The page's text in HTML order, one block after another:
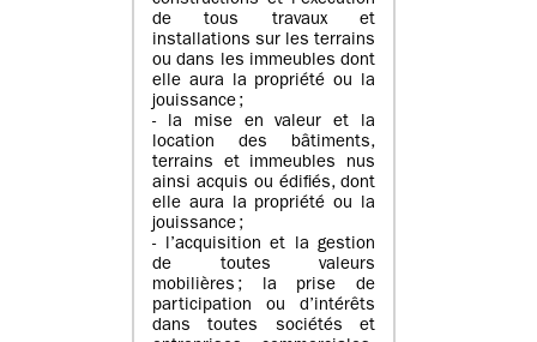
de tous travaux et
installations sur les terrains
ou dans les immeubles dont
elle aura la propriété ou la
jouissance ;
- la mise en valeur et la
location des bâtiments,
terrains et immeubles nus
ainsi acquis ou édifiés, dont
elle aura la propriété ou la
jouissance ;
- l’acquisition et la gestion
de toutes valeurs
mobilières ; la prise de
participation ou d’intérêts
dans toutes sociétés et